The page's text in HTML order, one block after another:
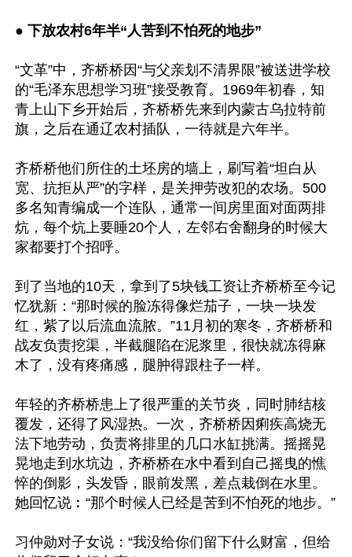
● 下放农村6年半“人苦到不怕死的地步”
“文革”中，齐桥桥因“与父亲划不清界限”被送进学校
的“毛泽东思想学习班”接受教育。1969年初春，知
青上山下乡开始后，齐桥桥先来到内蒙古乌拉特前
旗，之后在通辽农村插队，一待就是六年半。
齐桥桥他们所住的土坯房的墙上，刷写着“坦白从
宽、抗拒从严”的字样，是关押劳改犯的农场。500
多名知青编成一个连队，通常一间房里面对面两排
炕，每个炕上要睡20个人，左邻右舍翻身的时候大
家都要打个招呼。
到了当地的10天，拿到了5块钱工资让齐桥桥至今记
忆犹新：“那时候的脸冻得像烂茄子，一块一块发
红，紫了以后流血流脓。”11月初的寒冬，齐桥桥和
战友负责挖渠，半截腿陷在泥浆里，很快就冻得麻
木了，没有疼痛感，腿肿得跟柱子一样。
年轻的齐桥桥患上了很严重的关节炎，同时肺结核
覆发，还得了风湿热。一次，齐桥桥因痢疾高烧无
法下地劳动，负责将排里的几口水缸挑满。摇摇晃
晃地走到水坑边，齐桥桥在水中看到自己摇曳的憔
悴的倒影，头发昏，眼前发黑，差点栽倒在水里。
她回忆说︰“那个时候人已经是苦到不怕死的地步。”
习仲勋对子女说：“我没给你们留下什么财富，但给